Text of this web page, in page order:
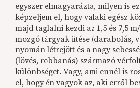
egyszer elmagyarázta, milyen is
képzeljem el, hogy valaki egész
majd taglalni kezdi az 1,5 és 7,5
mozgó tárgyak ütése (darabolás,
nyomán létrejött és a nagy
(lövés, robbanás) származó
különbséget. Vagy, ami ennél is
el, hogy én vagyok az, aki erről